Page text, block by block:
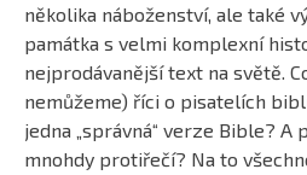
několika náboženství, ale také
památka s velmi komplexní
nejprodávanější text na světě.
nemůžeme) říci o pisatelích
jedna „správná“ verze Bible?
mnohdy protiřečí? Na to